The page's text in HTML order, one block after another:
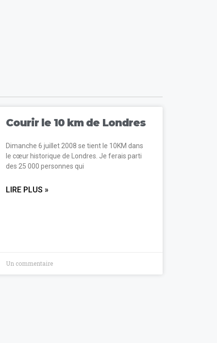
Courir le 10 km de Londres
Dimanche 6 juillet 2008 se tient le 10KM dans
le cœur historique de Londres. Je ferais parti
des 25 000 personnes qui
LIRE PLUS »
Un commentaire